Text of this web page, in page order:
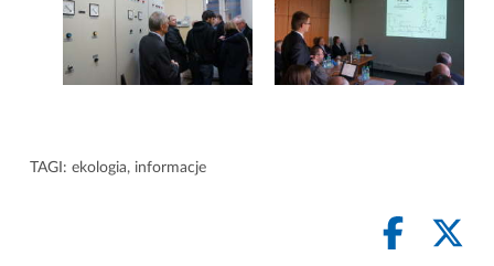
TAGI: ekologia, informacje